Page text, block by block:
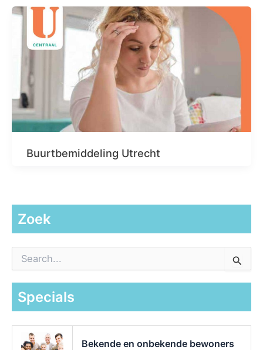
Buurtbemiddeling Utrecht
Zoek
a
Specials
Bekende en onbekende bewoners